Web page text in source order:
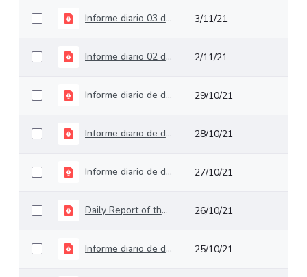
Informe diario 03 de noviembre de 2021 3/11/21
Informe diario 02 de noviembre de 2021 2/11/21
Informe diario de deuda pública del 29 de octubre de 2021 29/10/21
Informe diario de deuda pública del 28 de octubre de 2021 28/10/21
Informe diario de deuda pública del 27 de octubre de 2021 27/10/21
Daily Report of the 26th of October 2021 26/10/21
Informe diario de deuda pública del 25 de octubre de 2021 25/10/21